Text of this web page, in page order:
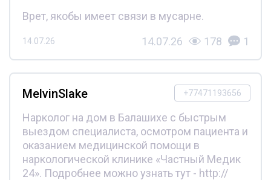
Врет, якобы имеет связи в мусарне.
14.07.26 14.07.26 178 1
+77471193656
MelvinSlake
Нарколог на дом в Балашихе с быстрым
выездом специалиста, осмотром пациента и
оказанием медицинской помощи в
наркологической клинике «Частный Медик
24». Подробнее можно узнать тут - http://